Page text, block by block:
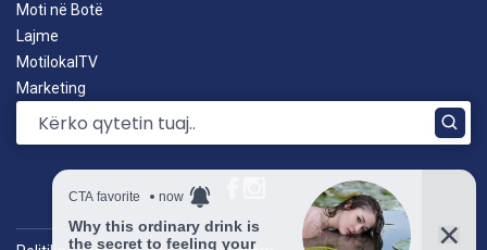
Moti në Botë
Lajme
MotilokalTV
Marketing